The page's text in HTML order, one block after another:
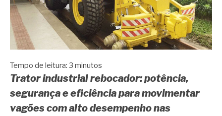
Tempo de leitura: 3 minutos
Trator industrial rebocador: potência,
segurança e eficiência para movimentar
vagões com alto desempenho nas